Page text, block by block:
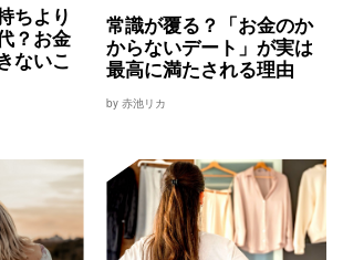
ちより
？お金
ないこ
常識が覆る？「お金のか
からないデート」が実は
最高に満たされる理由
by 赤池リカ